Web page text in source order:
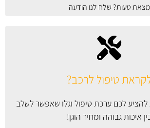
טיפול לרכב?
להציע לכם ערכת טיפול וגלו שאפשר לשלב
איכות גבוהה ומחיר הוגן!
מצאת טעות? שלח לנו הודעה